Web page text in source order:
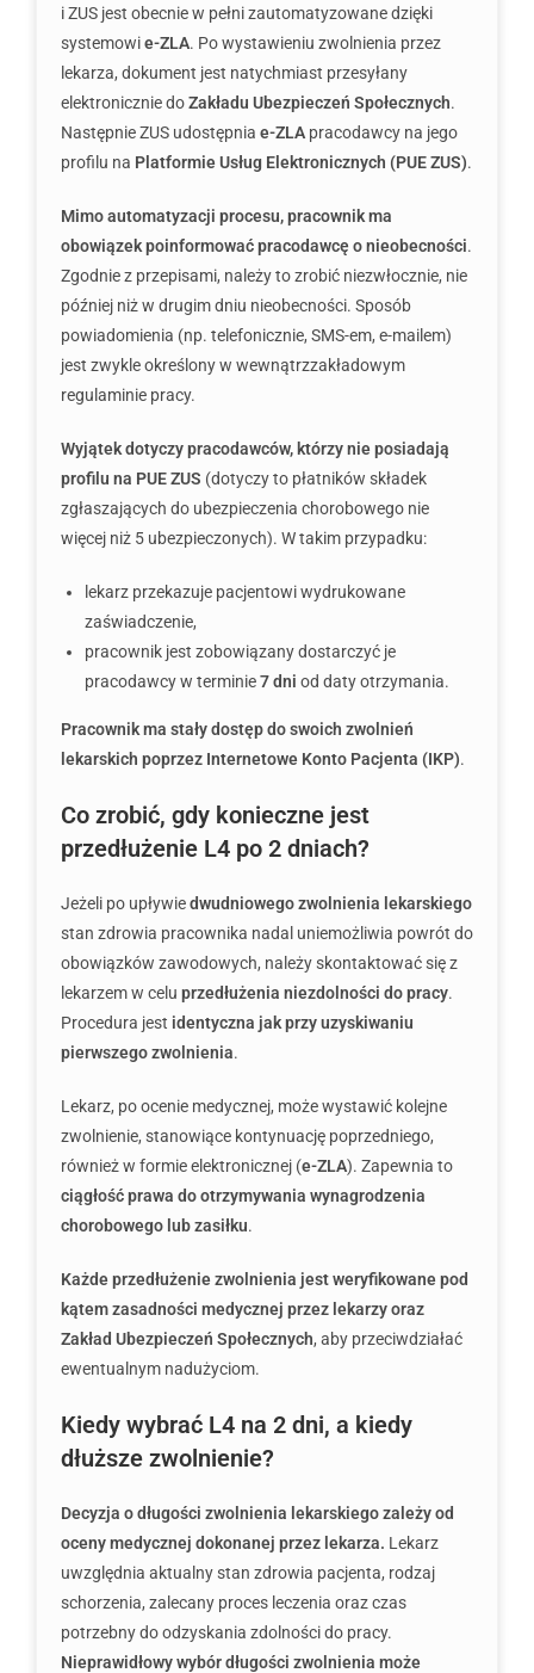
i ZUS jest obecnie w pełni zautomatyzowane dzięki
systemowie-ZLA. Po wystawieniu zwolnienia przez
lekarza, dokument jest natychmiast przesyłany
elektronicznie doZakładu Ubezpieczeń Społecznych.
Następnie ZUS udostępnia e-ZLA pracodawcy na jego
profilu na Platformie Usług Elektronicznych (PUE ZUS).
Mimo automatyzacji procesu, pracownik ma
obowiązek poinformować pracodawcę o nieobecności.
Zgodnie z przepisami, należy to zrobić niezwłocznie, nie
później niż w drugim dniu nieobecności. Sposób
powiadomienia (np. telefonicznie, SMS-em, e-mailem)
jest zwykle określony w wewnątrzzakładowym
regulaminie pracy.
Wyjątek dotyczy pracodawców, którzy nie posiadają
profilu na PUE ZUS (dotyczy to płatników składek
zgłaszających do ubezpieczenia chorobowego nie
więcej niż 5 ubezpieczonych). W takim przypadku:
lekarz przekazuje pacjentowi wydrukowane
zaświadczenie,
pracownik jest zobowiązany dostarczyć je
pracodawcy w terminie7 dni od daty otrzymania.
Pracownik ma stały dostęp do swoich zwolnień
lekarskich poprzez Internetowe Konto Pacjenta (IKP).
Co zrobić, gdy konieczne jest
przedłużenie L4 po 2 dniach?
Jeżeli po upływiedwudniowego zwolnienia lekarskiego
stan zdrowia pracownika nadal uniemożliwia powrót do
obowiązków zawodowych, należy skontaktować się z
lekarzem w celu przedłużenia niezdolności do pracy.
Procedura jest identyczna jak przy uzyskiwaniu
pierwszego zwolnienia.
Lekarz, po ocenie medycznej, może wystawić kolejne
zwolnienie, stanowiące kontynuację poprzedniego,
również w formie elektronicznej (e-ZLA). Zapewnia to
ciągłość prawa do otrzymywania wynagrodzenia
chorobowego lub zasiłku.
Każde przedłużenie zwolnienia jest weryfikowane pod
kątem zasadności medycznej przez lekarzy oraz
Zakład Ubezpieczeń Społecznych, aby przeciwdziałać
ewentualnym nadużyciom.
Kiedy wybrać L4 na 2 dni, a kiedy
dłuższe zwolnienie?
Decyzja o długości zwolnienia lekarskiego zależy od
oceny medycznej dokonanej przez lekarza. Lekarz
uwzględnia aktualny stan zdrowia pacjenta, rodzaj
schorzenia, zalecany proces leczenia oraz czas
potrzebny do odzyskania zdolności do pracy.
Nieprawidłowy wybór długości zwolnienia może